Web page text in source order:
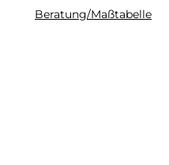
Beratung/Maßtabelle